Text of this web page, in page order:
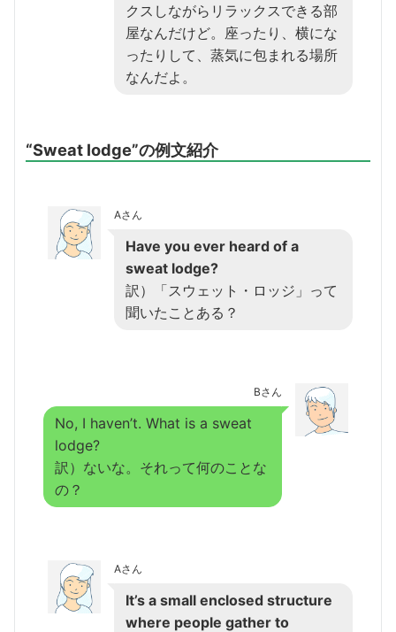
クスしながらリラックスできる部
屋なんだけど。座ったり、横にな
ったりして、蒸気に包まれる場所
なんだよ。
“Sweat lodge”の例文紹介
Aさん
Have you ever heard of a
sweat lodge?
訳）「スウェット・ロッジ」って
聞いたことある？
Bさん
No, I haven’t. What is a sweat
lodge?
訳）ないな。それって何のことな
の？
Aさん
It’s a small enclosed structure
where people gather to